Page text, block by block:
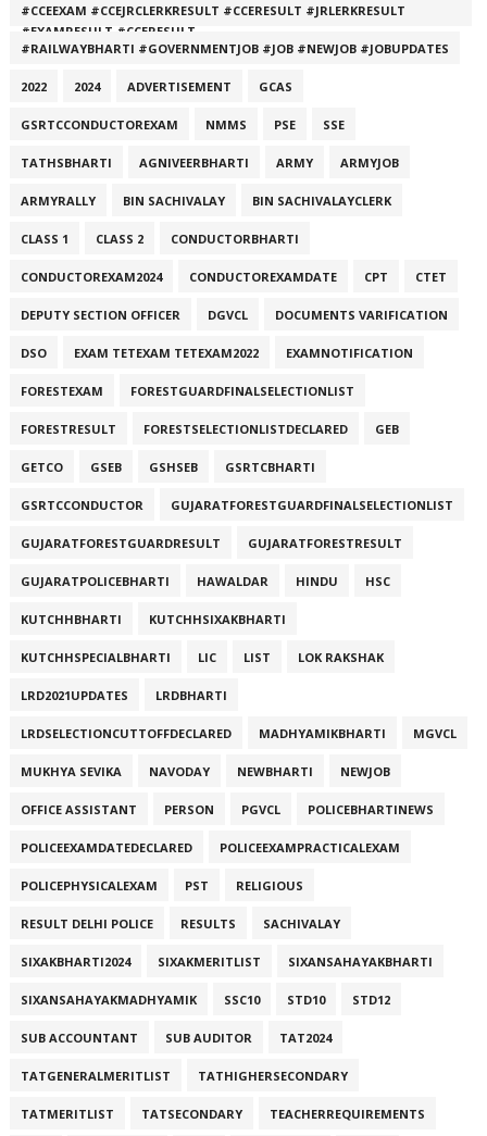
#CCEEXAM #CCEJRCLERKRESULT #CCERESULT #JRLERKRESULT
#EXAMRESULT #CCERESULT
#RAILWAYBHARTI #GOVERNMENTJOB #JOB #NEWJOB #JOBUPDATES
2022 2024 ADVERTISEMENT GCAS
GSRTCCONDUCTOREXAM NMMS PSE SSE
TATHSBHARTI AGNIVEERBHARTI ARMY ARMYJOB
ARMYRALLY BIN SACHIVALAY BIN SACHIVALAYCLERK
CLASS 1 CLASS 2 CONDUCTORBHARTI
CONDUCTOREXAM2024 CONDUCTOREXAMDATE CPT CTET
DEPUTY SECTION OFFICER DGVCL DOCUMENTS VARIFICATION
DSO EXAM TETEXAM TETEXAM2022 EXAMNOTIFICATION
FORESTEXAM FORESTGUARDFINALSELECTIONLIST
FORESTRESULT FORESTSELECTIONLISTDECLARED GEB
GETCO GSEB GSHSEB GSRTCBHARTI
GSRTCCONDUCTOR GUJARATFORESTGUARDFINALSELECTIONLIST
GUJARATFORESTGUARDRESULT GUJARATFORESTRESULT
GUJARATPOLICEBHARTI HAWALDAR HINDU HSC
KUTCHHBHARTI KUTCHHSIXAKBHARTI
KUTCHHSPECIALBHARTI LIC LIST LOK RAKSHAK
LRD2021UPDATES LRDBHARTI
LRDSELECTIONCUTTOFFDECLARED MADHYAMIKBHARTI MGVCL
MUKHYA SEVIKA NAVODAY NEWBHARTI NEWJOB
OFFICE ASSISTANT PERSON PGVCL POLICEBHARTINEWS
POLICEEXAMDATEDECLARED POLICEEXAMPRACTICALEXAM
POLICEPHYSICALEXAM PST RELIGIOUS
RESULT DELHI POLICE RESULTS SACHIVALAY
SIXAKBHARTI2024 SIXAKMERITLIST SIXANSAHAYAKBHARTI
SIXANSAHAYAKMADHYAMIK SSC10 STD10 STD12
SUB ACCOUNTANT SUB AUDITOR TAT2024
TATGENERALMERITLIST TATHIGHERSECONDARY
TATMERITLIST TATSECONDARY TEACHERREQUIREMENTS